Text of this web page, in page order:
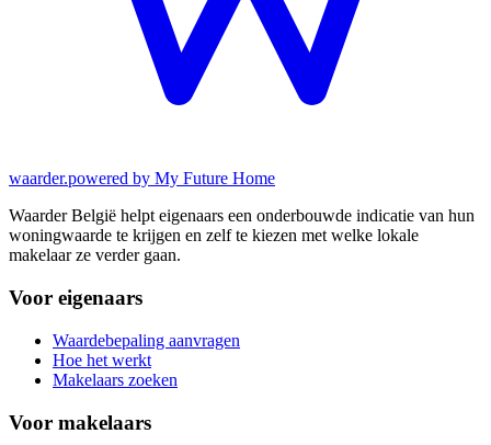
waarder.powered by My Future Home
Waarder België helpt eigenaars een onderbouwde indicatie van hun
woningwaarde te krijgen en zelf te kiezen met welke lokale
makelaar ze verder gaan.
Voor eigenaars
Waardebepaling aanvragen
Hoe het werkt
Makelaars zoeken
Voor makelaars